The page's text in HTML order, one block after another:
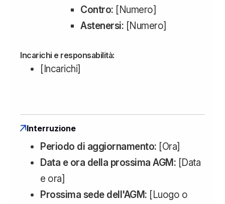
Contro: [Numero]
Astenersi: [Numero]
Incarichi e responsabilità:
[Incarichi]
Interruzione
Periodo di aggiornamento: [Ora]
Data e ora della prossima AGM: [Data
e ora]
Prossima sede dell'AGM: [Luogo o